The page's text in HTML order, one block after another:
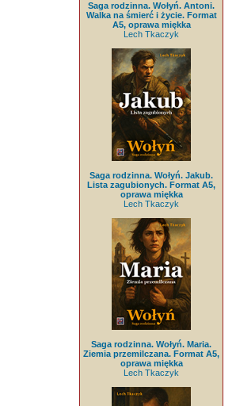
Saga rodzinna. Wołyń. Antoni.
Walka na śmierć i życie. Format
A5, oprawa miękka
Lech Tkaczyk
Saga rodzinna. Wołyń. Jakub.
Lista zagubionych. Format A5,
oprawa miękka
Lech Tkaczyk
Saga rodzinna. Wołyń. Maria.
Ziemia przemilczana. Format A5,
oprawa miękka
Lech Tkaczyk